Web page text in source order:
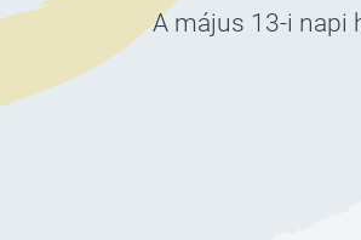
A május 13-i napi